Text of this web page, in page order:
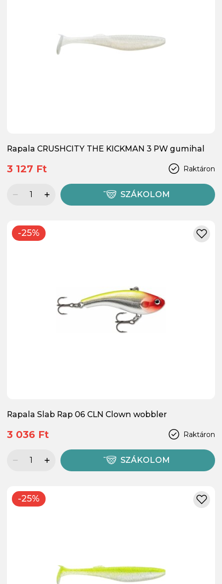
Rapala CRUSHCITY THE KICKMAN 3 PW gumihal
Raktáron
3 127 Ft
SZÁKOLOM
-25%
Rapala Slab Rap 06 CLN Clown wobbler
Raktáron
3 036 Ft
SZÁKOLOM
-25%